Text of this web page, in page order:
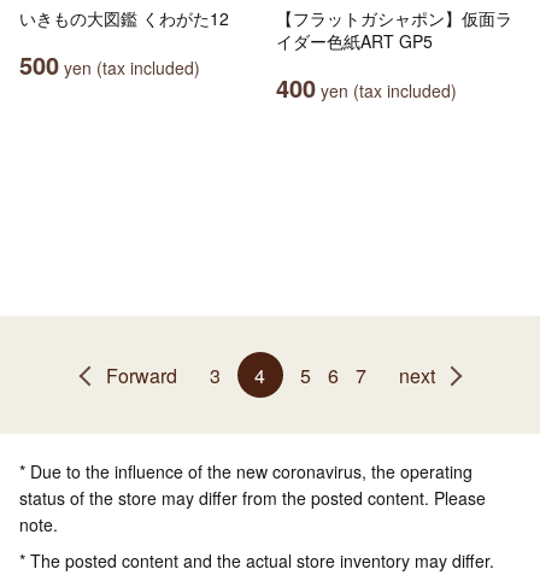
いきもの大図鑑 くわがた12
500 yen (tax included)
【フラットガシャポン】仮面ラ
イダー色紙ART GP5
400 yen (tax included)
Forward 3 4 5 6 7 next
* Due to the influence of the new coronavirus, the operating
status of the store may differ from the posted content. Please
note.
* The posted content and the actual store inventory may differ.